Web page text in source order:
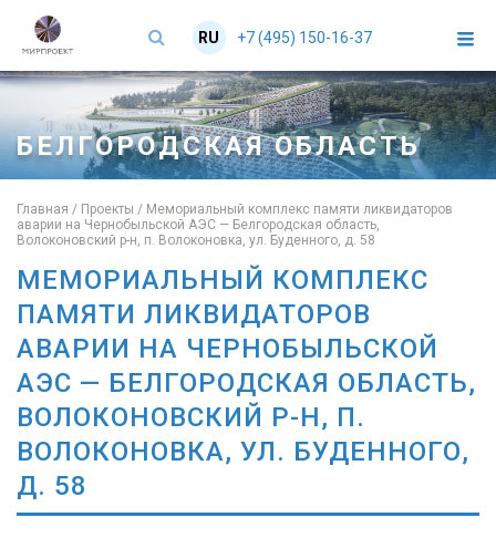
EN
RU +7 (495) 150-16-37
БЕЛГОРОДСКАЯ ОБЛАСТЬ
Главная / Проекты / Мемориальный комплекс памяти ликвидаторов
аварии на Чернобыльской АЭС — Белгородская область,
Волоконовский р-н, п. Волоконовка, ул. Буденного, д. 58
МЕМОРИАЛЬНЫЙ КОМПЛЕКС
ПАМЯТИ ЛИКВИДАТОРОВ
АВАРИИ НА ЧЕРНОБЫЛЬСКОЙ
АЭС — БЕЛГОРОДСКАЯ ОБЛАСТЬ,
ВОЛОКОНОВСКИЙ Р-Н, П.
ВОЛОКОНОВКА, УЛ. БУДЕННОГО,
Д. 58